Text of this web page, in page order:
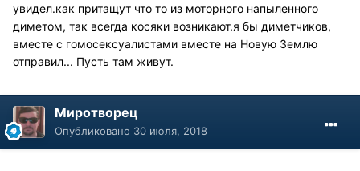
увидел.как притащут что то из моторного напыленного
диметом, так всегда косяки возникают.я бы диметчиков,
вместе с гомосексуалистами вместе на Новую Землю
отправил... Пусть там живут.
Миротворец
Опубликовано 30 июля, 2018